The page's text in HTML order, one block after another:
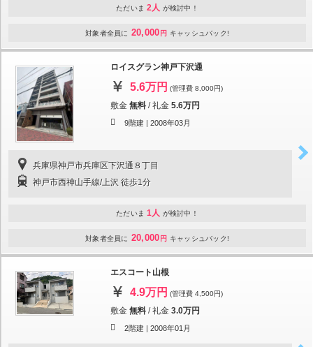
ただいま 2人 が検討中！
対象者全員に 20,000 円 キャッシュバック!
ロイスグラン神戸下沢通
5.6万円 (管理費 8,000円)
敷金 無料 /礼金 5.6万円
9階建 | 2008年03月
兵庫県神戸市兵庫区下沢通８丁目
神戸市西神山手線/上沢 徒歩1分
ただいま 1人 が検討中！
対象者全員に 20,000 円 キャッシュバック!
エスコート山根
4.9万円 (管理費 4,500円)
敷金 無料 /礼金 3.0万円
2階建 | 2008年01月